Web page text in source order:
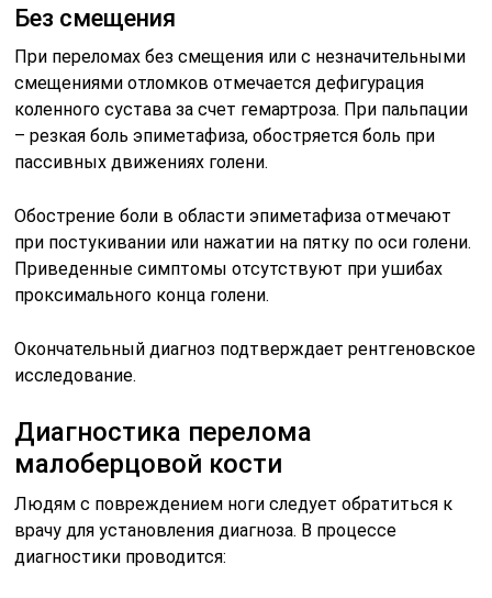
Без смещения
При переломах без смещения или с незначительными
смещениями отломков отмечается дефигурация
коленного сустава за счет гемартроза. При пальпации
– резкая боль эпиметафиза, обостряется боль при
пассивных движениях голени.
Обострение боли в области эпиметафиза отмечают
при постукивании или нажатии на пятку по оси голени.
Приведенные симптомы отсутствуют при ушибах
проксимального конца голени.
Окончательный диагноз подтверждает рентгеновское
исследование.
Диагностика перелома
малоберцовой кости
Людям с повреждением ноги следует обратиться к
врачу для установления диагноза. В процессе
диагностики проводится: